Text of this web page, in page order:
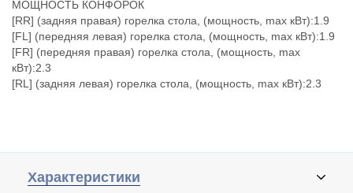
МОЩНОСТЬ КОНФОРОК
[RR] (задняя правая) горелка стола, (мощность, max кВт):1.9
[FL] (передняя левая) горелка стола, (мощность, max кВт):1.9
[FR] (передняя правая) горелка стола, (мощность, max
кВт):2.3
[RL] (задняя левая) горелка стола, (мощность, max кВт):2.3
Характеристики